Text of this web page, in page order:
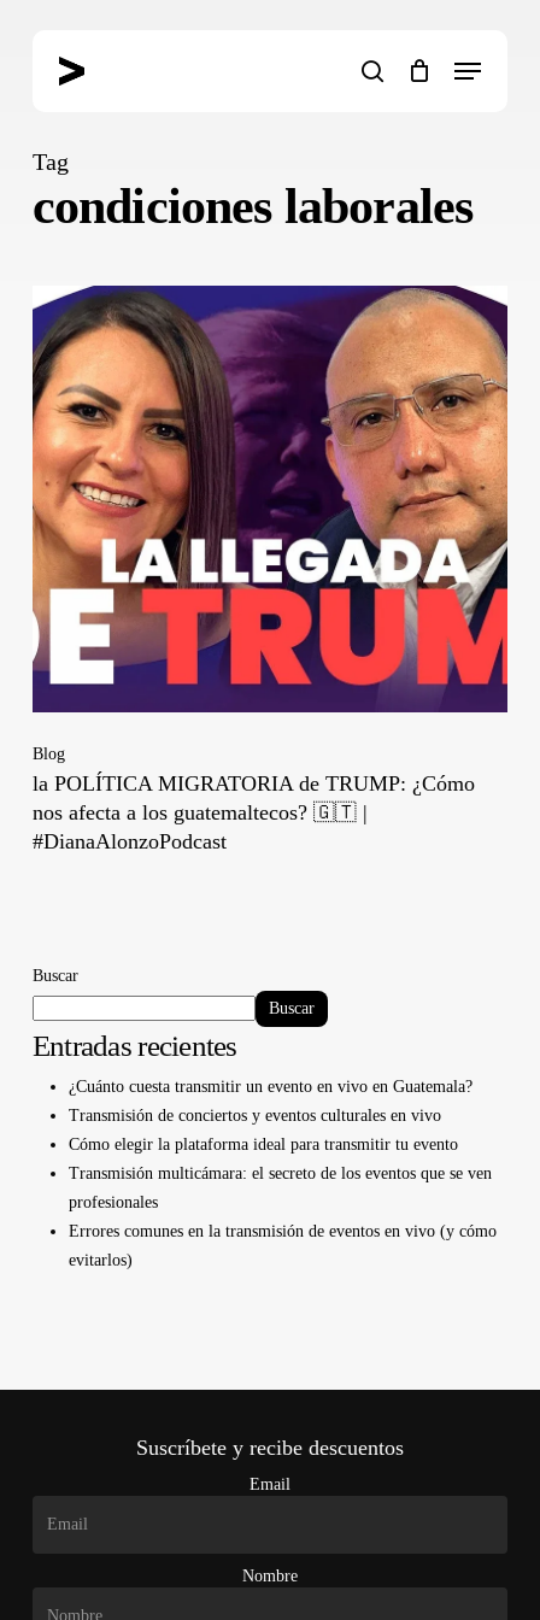
search
Menu
Tag
condiciones laborales
Blog
la POLÍTICA MIGRATORIA de TRUMP: ¿Cómo
nos afecta a los guatemaltecos? 🇬🇹 |
#DianaAlonzoPodcast
Buscar
Buscar
Entradas recientes
¿Cuánto cuesta transmitir un evento en vivo en Guatemala?
Transmisión de conciertos y eventos culturales en vivo
Cómo elegir la plataforma ideal para transmitir tu evento
Transmisión multicámara: el secreto de los eventos que se ven
profesionales
Errores comunes en la transmisión de eventos en vivo (y cómo
evitarlos)
Suscríbete y recibe descuentos
Email
Nombre